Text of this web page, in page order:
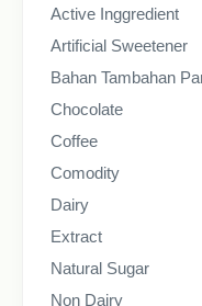
Active Inggredient
Artificial Sweetener
Bahan Tambahan
Chocolate
Coffee
Comodity
Dairy
Extract
Natural Sugar
Non Dairy